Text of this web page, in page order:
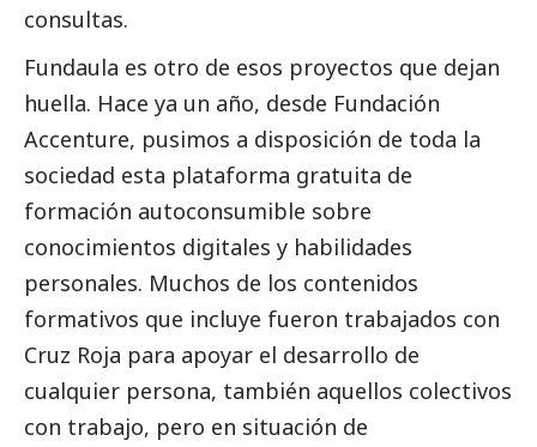
consultas.
Fundaula es otro de esos proyectos que dejan
huella. Hace ya un año, desde Fundación
Accenture, pusimos a disposición de toda la
sociedad esta plataforma gratuita de
formación autoconsumible sobre
conocimientos digitales y habilidades
personales. Muchos de los contenidos
formativos que incluye fueron trabajados con
Cruz Roja para apoyar el desarrollo de
cualquier persona, también aquellos colectivos
con trabajo, pero en situación de